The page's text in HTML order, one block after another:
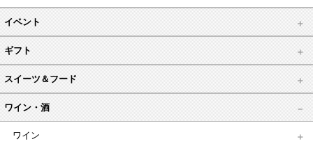
イベント
ギフト
スイーツ＆フード
ワイン・酒
ワイン